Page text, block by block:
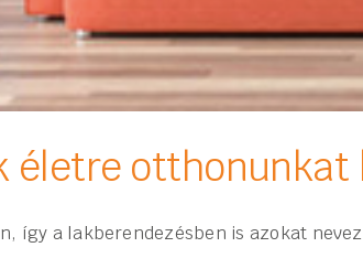
életre
így a lakberendezésben is azokat